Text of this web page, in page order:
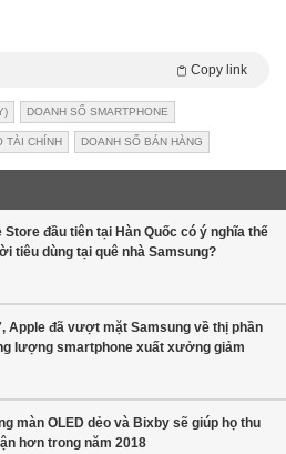
Copy link
DOANH SỐ SMARTPHONE
TÀI CHÍNH DOANH SỐ BÁN HÀNG
đầu tiên tại Hàn Quốc có ý nghĩa thế
tiêu dùng tại quê nhà Samsung?
Apple đã vượt mặt Samsung về thị phần
lượng smartphone xuất xưởng giảm
màn OLED dẻo và Bixby sẽ giúp họ thu
hơn trong năm 2018